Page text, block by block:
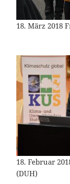
18. März 2018
18. Februar
(DUH)